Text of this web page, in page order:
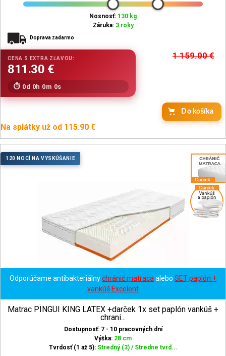
Nosnosť: 130 kg
Záruka: 3 roky
Doprava zadarmo
1 159.00€
0d 0h 0m 0s
Do košíka
Na splátky už od 115.90 €
120 NOCÍ NA VYSKÚŠANIE
Odporúčame antibakteriálnychránič matraca alebo SET paplón +
vankúš Excelent
Matrac PINGUI KING LATEX +darček 1x set paplón vankúš +
chrani...
Dostupnosť: 7 - 10 pracovných dní
Výška: 28 cm
Tvrdosť (1 až 5): Stredný (3) / Stredne tvrd...